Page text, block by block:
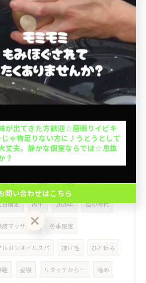
アルガンオイル
アルガンオイルヘッドスパ オーガニック
無添加 無香 エイジングケア
感肌 乾燥肌 アレルギー 皮脂
11月 11月限定 60代
さ対策 時間限定 タイムセール
き
ロンケア 風水 方角 干支
日限定 丙午 2026年 風の時代
皮マッサージ 冬季限定
ルガンオイルスパ 抜け毛 ひと休み
睡 昼寝 リタッチからー 暗め
当日予約OK
ーポン一覧はこちら
が出てきた方歓迎☆居眠りイビキ
ゃ物足りない方に♪うとうとして
丈夫。静かな個室ならでは☆息抜
？
問い合わせはこちら
ん1人orお子さま2人OK◎お子さん
挑戦を応援◎キッズカットデビュー
抱っこOK※整髪料、暴れる、泣く
名の予約ができます。
問い合わせはこちら